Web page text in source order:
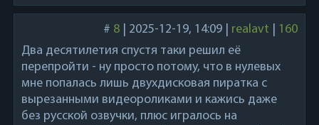
# 8| 2025-12-19, 14:09 realavt
160
Два десятилетия спустя таки решил её
перепройти - ну просто потому, что в нулевых
мне попалась лишь двухдисковая пиратка с
вырезанными видеороликами и кажись даже
без русской озвучки, плюс игралось на